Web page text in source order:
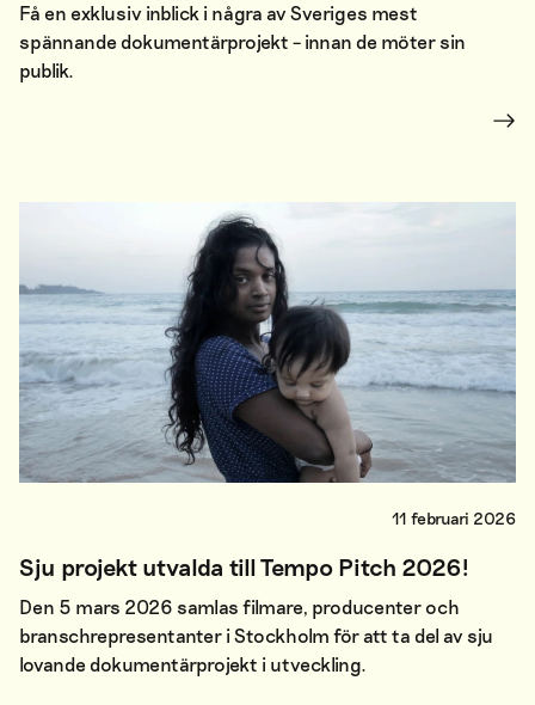
Få en exklusiv inblick i några av Sveriges mest
spännande dokumentärprojekt – innan de möter sin
publik.
11 februari 2026
Sju projekt utvalda till Tempo Pitch 2026!
Den 5 mars 2026 samlas filmare, producenter och
branschrepresentanter i Stockholm för att ta del av sju
lovande dokumentärprojekt i utveckling.